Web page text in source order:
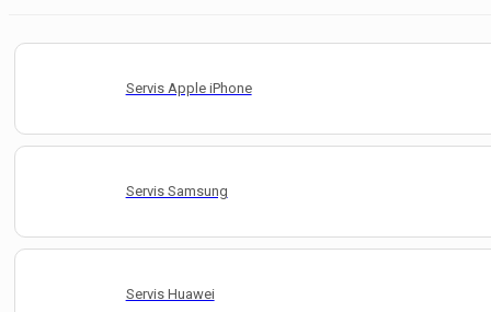
Servis Apple iPhone
Servis Samsung
Servis Huawei